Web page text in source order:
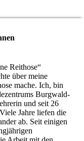
Reithose“
über meine
mache. Ich, bin
Burgwald-
und seit 26
Jahre liefen die
ab. Seit einigen